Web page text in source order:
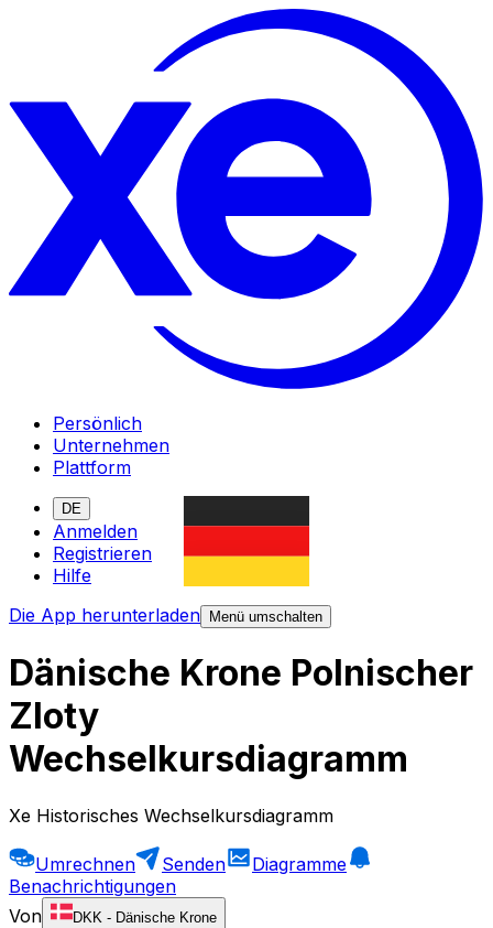
Persönlich
Unternehmen
Plattform
DE
Anmelden
Registrieren
Hilfe
Die App herunterladen
Menü umschalten
Dänische Krone Polnischer
Zloty
Wechselkursdiagramm
Xe Historisches Wechselkursdiagramm
Umrechnen Senden
Diagramme
Benachrichtigungen
Von
DKK - Dänische Krone